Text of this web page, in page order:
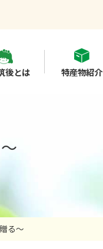
後とは 特産物紹介
る～